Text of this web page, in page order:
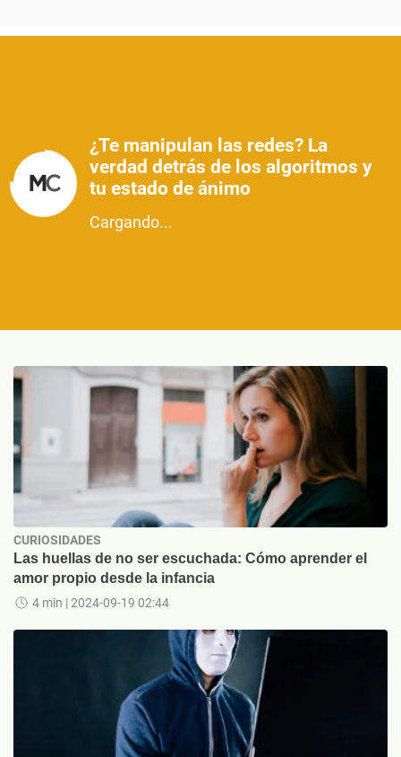
¿Te manipulan las redes? La
verdad detrás de los algoritmos y
tu estado de ánimo
Cargando...
CURIOSIDADES
Las huellas de no ser escuchada: Cómo aprender el
amor propio desde la infancia
4 min | 2024-09-19 02:44